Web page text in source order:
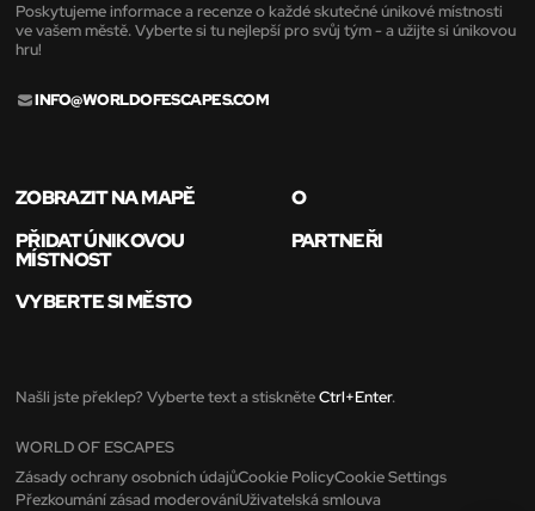
Poskytujeme informace a recenze o každé skutečné únikové místnosti
ve vašem městě. Vyberte si tu nejlepší pro svůj tým - a užijte si únikovou
hru!
INFO@WORLDOFESCAPES.COM
ZOBRAZIT NA MAPĚ
O
PŘIDAT ÚNIKOVOU
MÍSTNOST
PARTNEŘI
VYBERTE SI MĚSTO
Našli jste překlep? Vyberte text a stiskněteCtrl+Enter.
WORLD OF ESCAPES
Zásady ochrany osobních údajůCookie PolicyCookie Settings
Přezkoumání zásad moderováníUživatelská smlouva